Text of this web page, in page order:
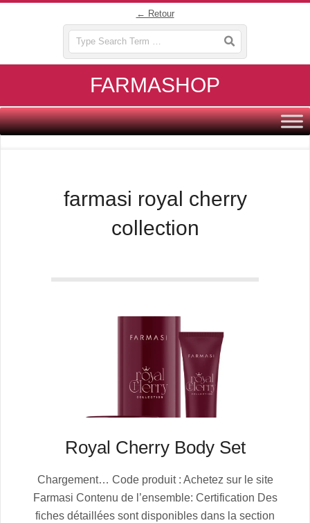
← Retour
FARMASHOP
Primary
Navigation
farmasi royal cherry
collection
Royal Cherry Body Set
10-
13
Chargement… Code produit : Achetez sur le site
Farmasi Contenu de l’ensemble: Certification Des
fiches détaillées sont disponibles dans la section